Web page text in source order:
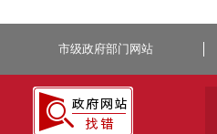
市级政府部门网站